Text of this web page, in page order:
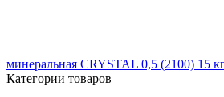
минеральная CRYSTAL 0,5 (2100) 15
Категории товаров